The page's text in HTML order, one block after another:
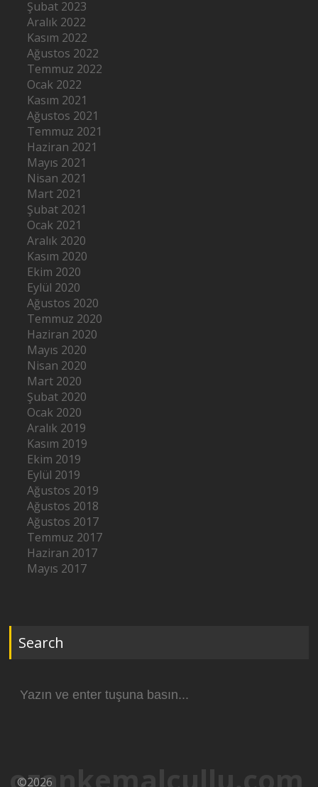
Şubat 2023
Aralık 2022
Kasım 2022
Ağustos 2022
Temmuz 2022
Ocak 2022
Kasım 2021
Ağustos 2021
Temmuz 2021
Haziran 2021
Mayıs 2021
Nisan 2021
Mart 2021
Şubat 2021
Ocak 2021
Aralık 2020
Kasım 2020
Ekim 2020
Eylül 2020
Ağustos 2020
Temmuz 2020
Haziran 2020
Mayıs 2020
Nisan 2020
Mart 2020
Şubat 2020
Ocak 2020
Aralık 2019
Kasım 2019
Ekim 2019
Eylül 2019
Ağustos 2019
Ağustos 2018
Ağustos 2017
Temmuz 2017
Haziran 2017
Mayıs 2017
Search
yap:
©2026